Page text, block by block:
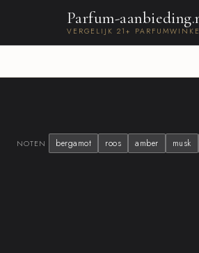
Parfum-
VERGELIJK 21+
NOTEN bergamot roos amber musk